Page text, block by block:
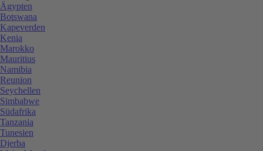
Ägypten
Botswana
Kapeverden
Kenia
Marokko
Mauritius
Namibia
Reunion
Seychellen
Simbabwe
Südafrika
Tanzania
Tunesien
Djerba